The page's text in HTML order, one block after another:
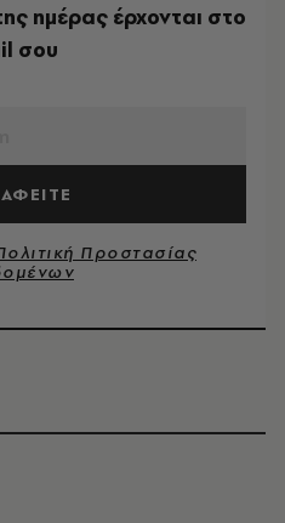
ημέρας έρχονται στο
σου
Προστασίας